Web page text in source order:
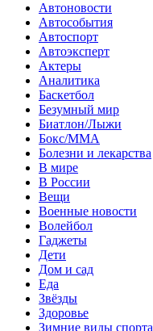
Автоновости
Автособытия
Автоспорт
Автоэксперт
Актеры
Аналитика
Баскетбол
Безумный мир
Биатлон/Лыжи
Бокс/MMA
Болезни и лекарства
В мире
В России
Вещи
Военные новости
Волейбол
Гаджеты
Дети
Дом и сад
Еда
Звёзды
Здоровье
Зимние виды спорта